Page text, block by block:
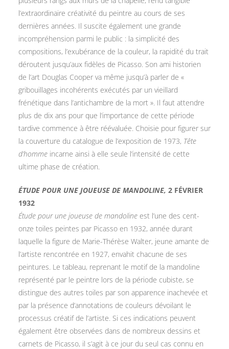
l’extraordinaire créativité du peintre au cours de ses
dernières années. Il suscite également une grande
incompréhension parmi le public : la simplicité des
compositions, l’exubérance de la couleur, la rapidité du trait
déroutent jusqu’aux fidèles de Picasso. Son ami historien
de l’art Douglas Cooper va même jusqu’à parler de «
gribouillages incohérents exécutés par un vieillard
frénétique dans l’antichambre de la mort ». Il faut attendre
plus de dix ans pour que l’importance de cette période
tardive commence à être réévaluée. Choisie pour figurer sur
la couverture du catalogue de l’exposition de 1973, Tête
d’homme incarne ainsi à elle seule l’intensité de cette
ultime phase de création.
ÉTUDE POUR UNE JOUEUSE DE MANDOLINE, 2 FÉVRIER
1932
Étude pour une joueuse de mandoline est l’une des cent-
onze toiles peintes par Picasso en 1932, année durant
laquelle la figure de Marie-Thérèse Walter, jeune amante de
l’artiste rencontrée en 1927, envahit chacune de ses
peintures. Le tableau, reprenant le motif de la mandoline
représenté par le peintre lors de la période cubiste, se
distingue des autres toiles par son apparence inachevée et
par la présence d’annotations de couleurs dévoilant le
processus créatif de l’artiste. Si ces indications peuvent
également être observées dans de nombreux dessins et
carnets de Picasso, il s’agit à ce jour du seul cas connu en